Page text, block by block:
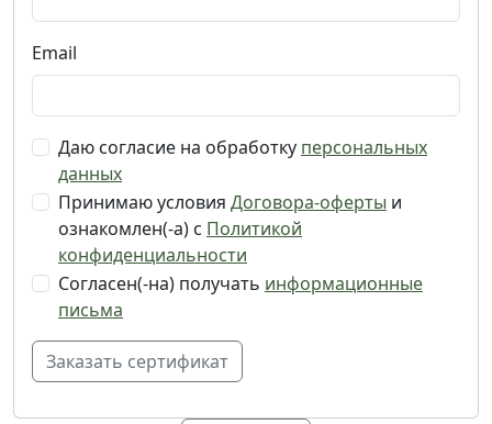
Email
Даю согласие на обработку персональных
данных
Принимаю условия Договора-оферты и
ознакомлен(-а) с Политикой
конфиденциальности
Согласен(-на) получать информационные
письма